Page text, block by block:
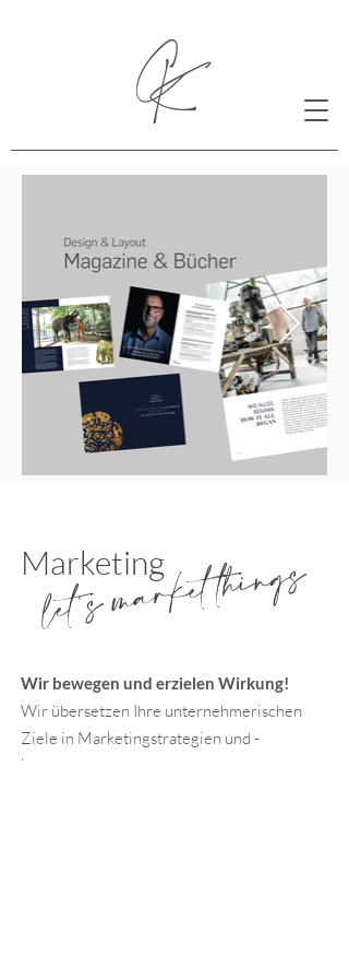
Marketing
let's market things
Wir bewegen und erzielen Wirkung!
Wir übersetzen Ihre unternehmerischen
Ziele in Marketingstrategien und -
kampagnen.